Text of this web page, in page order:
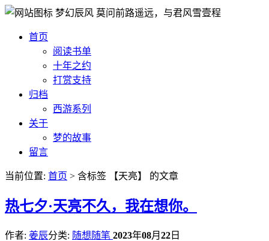
梦幻辰风 莫问前路遥远，与君风雪壹程
首页
阅读书单
十年之约
打赏支持
归档
西游系列
关于
梦的故事
留言
当前位置: 首页 > 含标签 【天亮】 的文章
热七夕·天亮不久，我在想你。
作者: 姜辰分类: 随想随笔 2023年08月 22 日